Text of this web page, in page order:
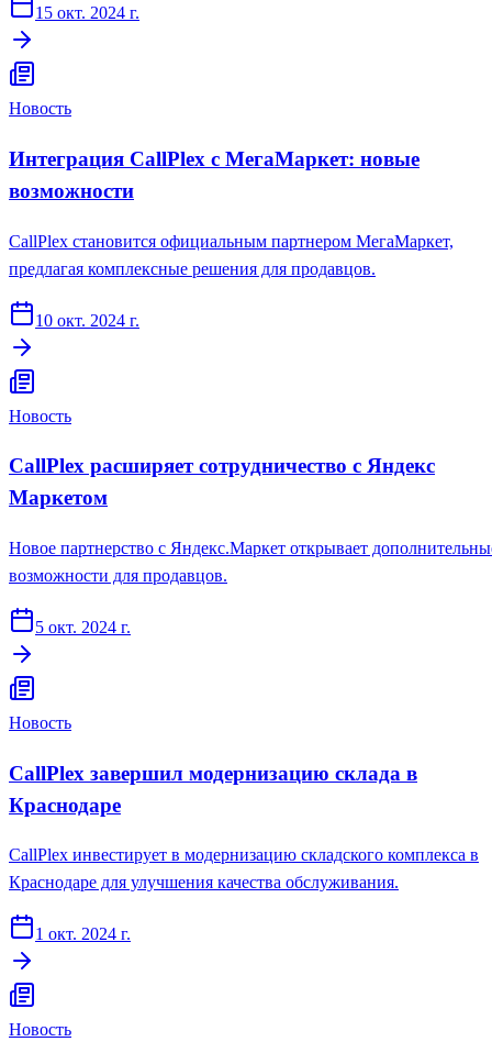
15 окт. 2024 г.
Новость
Интеграция CallPlex с МегаМаркет: новые
возможности
CallPlex становится официальным партнером МегаМаркет,
предлагая комплексные решения для продавцов.
10 окт. 2024 г.
Новость
CallPlex расширяет сотрудничество с Яндекс
Маркетом
Новое партнерство с Яндекс.Маркет открывает
возможности для продавцов.
5 окт. 2024 г.
Новость
CallPlex завершил модернизацию склада в
Краснодаре
CallPlex инвестирует в модернизацию складского комплекса в
Краснодаре для улучшения качества обслуживания.
1 окт. 2024 г.
Новость